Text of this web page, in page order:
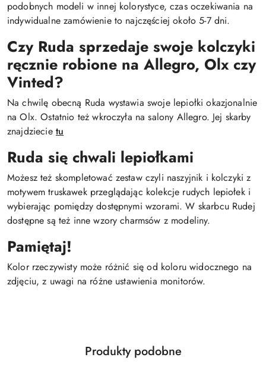
podobnych modeli w innej kolorystyce, czas oczekiwania na
indywidualne zamówienie to najczęściej około 5-7 dni.
Czy Ruda sprzedaje swoje kolczyki
ręcznie robione na Allegro, Olx czy
Vinted?
Na chwilę obecną Ruda wystawia swoje lepiołki okazjonalnie
na Olx. Ostatnio też wkroczyła na salony Allegro. Jej skarby
znajdziecie tu
Ruda się chwali lepiołkami
Możesz też skompletować zestaw czyli naszyjnik i kolczyki z
motywem truskawek przeglądając kolekcje rudych lepiołek i
wybierając pomiędzy dostępnymi wzorami. W skarbcu Rudej
dostępne są też inne wzory charmsów z modeliny.
Pamiętaj!
Kolor rzeczywisty może różnić się od koloru widocznego na
zdjęciu, z uwagi na różne ustawienia monitorów.
Pomiń karuzelę produktów
Produkty
Produkty podobne